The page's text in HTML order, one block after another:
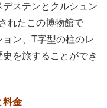
ステンとクルシュン
れたこの博物館で
ン、T字型の柱のレ
を旅することができ
料金